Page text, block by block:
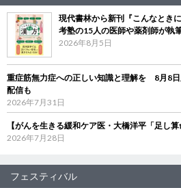
現代書林から新刊『こんなとき
考塾の15人の医師や薬剤師が執
2026年8月5日
重症筋無力症への正しい知識と理解を 8月8
配信も
2026年7月31日
【がんを生きる緩和ケア医・大橋洋平「足し
2026年7月28日
フェスティバル